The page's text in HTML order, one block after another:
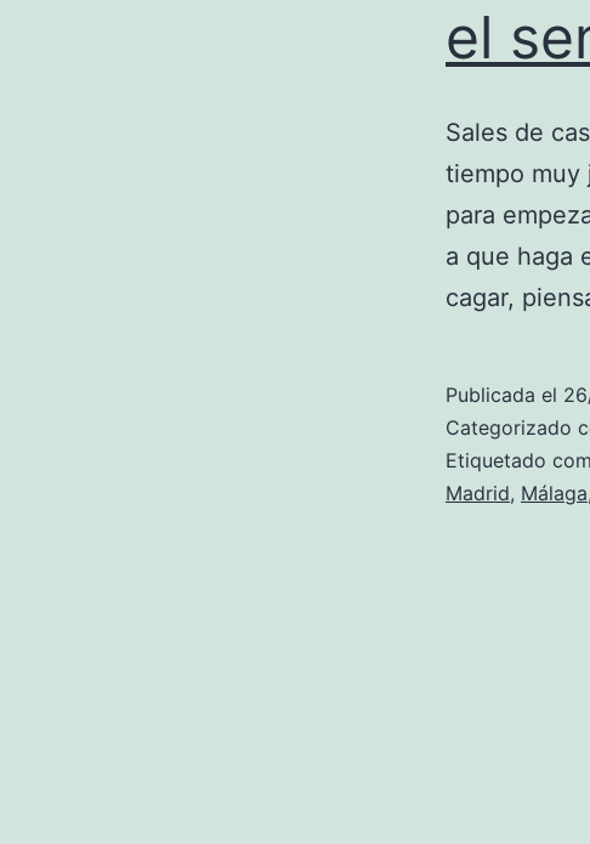
el
Sales de
tiempo muy
para
a que haga
cagar,
Publicada el
Categorizado
Etiquetado
Madrid, Málaga,